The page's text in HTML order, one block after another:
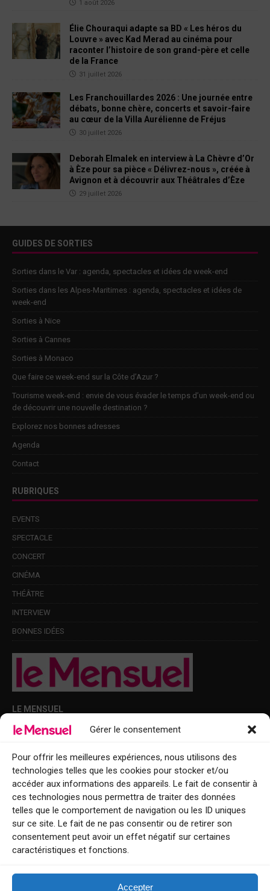
Gérer le consentement
Pour offrir les meilleures expériences, nous utilisons des
technologies telles que les cookies pour stocker et/ou
accéder aux informations des appareils. Le fait de consentir à
ces technologies nous permettra de traiter des données
telles que le comportement de navigation ou les ID uniques
sur ce site. Le fait de ne pas consentir ou de retirer son
consentement peut avoir un effet négatif sur certaines
caractéristiques et fonctions.
Accepter
1 août 2026
Élie Chouraqui adapte sa BD « Les héros du
Louvre » avec Kad Merad au cinéma pour
raconter l’histoire de son grand-père et celle
de la France
31 juillet 2026
Les Franchouillardes 2026 : Une journée entre
débats, bonne chère, concerts et savoir-faire
au cœur de la Villa Aurélienne de Fréjus
30 juillet 2026
Deborah Elmalek en interview à La Chèvre d’Or
à Èze pour sa pièce « Délivrez-nous », créée à
Avignon et à découvrir aux Théâtrales d’Èze
29 juillet 2026
GUIDES DE SORTIES
Sorties dans le Var : agenda, spectacles et idées de week-end
Sorties dans les Alpes-Maritimes : agenda, spectacles et idées de
week-end
Sorties à Nice
Sorties à Cannes
Sorties à Monaco
Que faire ce week-end sur la Côte d’Azur ?
Tourisme week-end : envie de vous évader le temps d’un week-end ou
de découvrir une nouvelle destination ?
Explorez nos bonnes adresses
Agenda
Contact
RUBRIQUES
EVENTS
SPECTACLE
CONCERT
CINÉMA
THÉÂTRE
INTERVIEW
BONNES IDÉES
LE MENSUEL
Points de diffusion Var et Alpes-Maritimes : oû trouver Le Mensuel ?
Le Mensuel en PDF : consultez le magazine en ligne
Qui sommes-nous ?
BFM Top Sorties
EVENT
Tourisme week-end : envie de vous évader le temps d’un week-end ou
Explorez nos bonnes adresses